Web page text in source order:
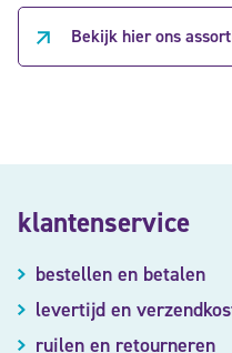
Bekijk hier ons
klantenservice
bestellen en betalen
levertijd en
ruilen en retourneren